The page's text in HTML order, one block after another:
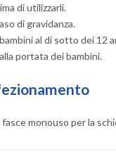
di utilizzarli.
di gravidanza.
al di sotto dei 12
portata dei bambini.
monouso per la